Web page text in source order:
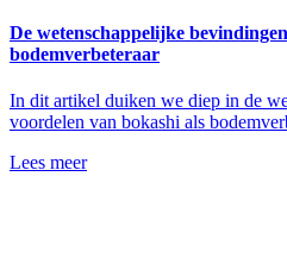
De wetenschappelijke
bodemverbeteraar
In dit artikel duiken we diep in de
voordelen van bokashi als
Lees meer